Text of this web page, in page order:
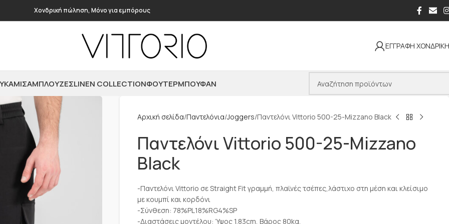
Χονδρική πώληση, Μόνο για εμπόρους
ΕΓΓΡΑΦΗ
ΜΠΛΟΎΖΕΣLINEN COLLECTIONΦΟΎΤΕΡΜΠΟΥΦΆΝ
Αρχική σελίδα Παντελόνια Joggers Παντελόνι Vittorio 500-25-Mizzano Black
Παντελόνι Vittorio 500-25-Mizzano
Black
-Παντελόνι Vittorio σε Straight Fit γραμμή, πλαϊνές τσέπες,λάστιχο στη μέση και κλείσιμο
με κουμπί και κορδόνι
-Σύνθεση: 78%PL18%RG4%SP
-Διαστάσεις μοντέλου: Ύψος 1.83cm, Βάρος 80kg.